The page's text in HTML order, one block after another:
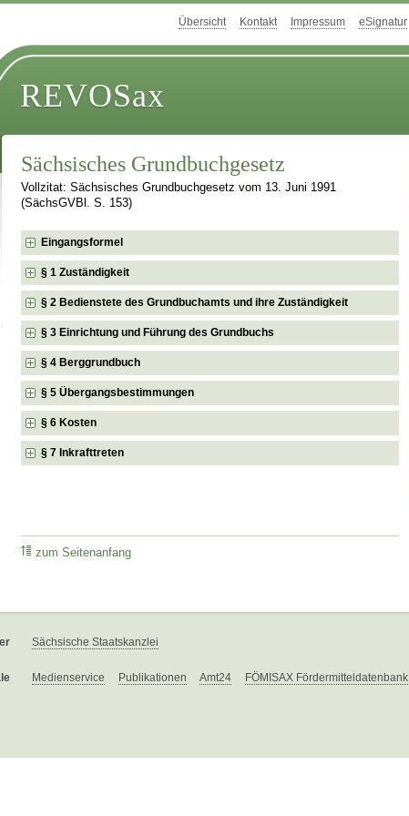
Übersicht Kontakt Impressum eSignatur
REVOSax
Sächsisches Grundbuchgesetz
Vollzitat: Sächsisches Grundbuchgesetz vom 13. Juni 1991
(SächsGVBl. S. 153)
Eingangsformel
§ 1 Zuständigkeit
§ 2 Bedienstete des Grundbuchamts und ihre Zuständigkeit
§ 3 Einrichtung und Führung des Grundbuchs
§ 4 Berggrundbuch
§ 5 Übergangsbestimmungen
§ 6 Kosten
§ 7 Inkrafttreten
zum Seitenanfang
Sächsische Staatskanzlei
Medienservice Publikationen Amt24 FÖMISAX Fördermitteldatenbank